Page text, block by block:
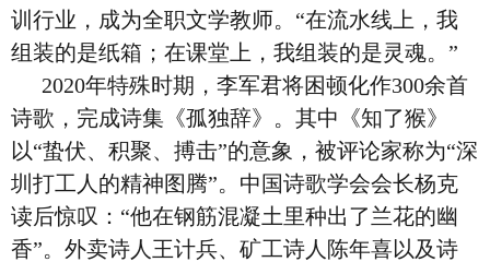
训行业，成为全职文学教师。“在流水线上，我
组装的是纸箱；在课堂上，我组装的是灵魂。”
2020年特殊时期，李军君将困顿化作300余首
诗歌，完成诗集《孤独辞》。其中《知了猴》
以“蛰伏、积聚、搏击”的意象，被评论家称为“深
圳打工人的精神图腾”。中国诗歌学会会长杨克
读后惊叹：“他在钢筋混凝土里种出了兰花的幽
香”。外卖诗人王计兵、矿工诗人陈年喜以及诗